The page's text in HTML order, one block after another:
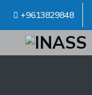
+9613829848
inass